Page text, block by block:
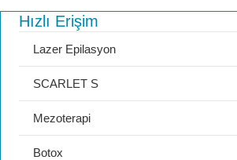
Hızlı Erişim
Lazer Epilasyon
SCARLET S
Mezoterapi
Botox